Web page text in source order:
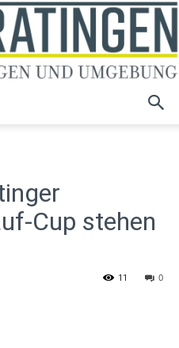
Ratingen
Cup stehen
0
11